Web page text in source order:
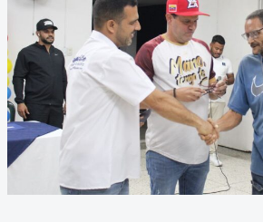
lentes
a
miembros
de
la
Misión
Negra
Hipólita